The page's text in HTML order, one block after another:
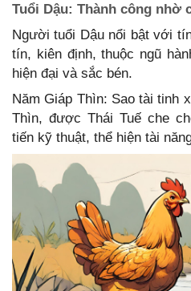
Tuổi Dậu: Thành công nhờ
Người tuổi Dậu nổi bật với
tín, kiên định, thuộc ngũ
hiện đại và sắc bén.
Năm Giáp Thìn: Sao tài tinh
Thìn, được Thái Tuế che
tiến kỹ thuật, thể hiện tài